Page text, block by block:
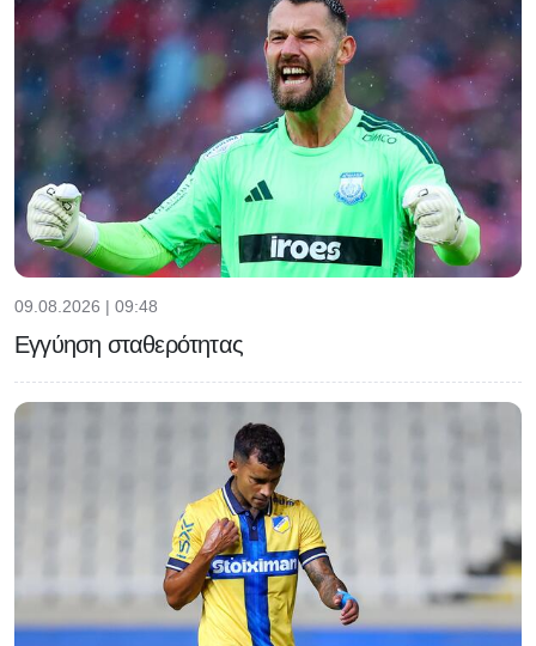
09.08.2026 | 09:48
Εγγύηση σταθερότητας